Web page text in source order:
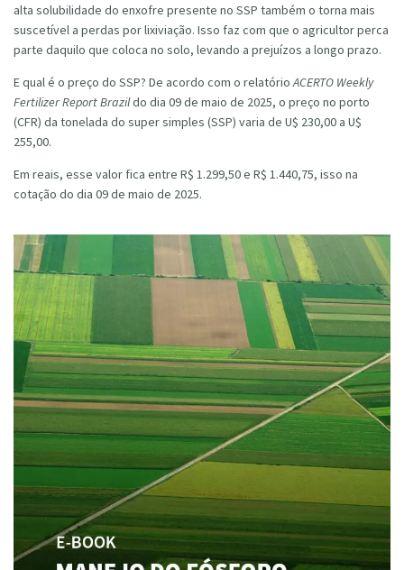
alta solubilidade do enxofre presente no SSP também o torna mais
suscetível a perdas por lixiviação. Isso faz com que o agricultor perca
parte daquilo que coloca no solo, levando a prejuízos a longo prazo.
E qual é o preço do SSP? De acordo com o relatórioACERTO Weekly
Fertilizer Report Brazildo dia 09 de maio de 2025, o preço no porto
(CFR) da tonelada do super simples (SSP) varia de U$ 230,00 a U$
255,00.
Em reais, esse valor fica entre R$ 1.299,50 e R$ 1.440,75, isso na
cotação do dia 09 de maio de 2025.